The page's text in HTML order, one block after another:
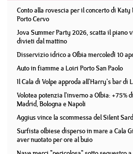
Conto alla rovescia per il concerto di Katy
Porto Cervo
Jova Summer Party 2026, scatta il piano
divieti dal mattino
Disservizio idrico a Olbia mercoledì 10
Auto in fiamme a Loiri Porto San Paolo
Il Cala di Volpe approda all'Harry's bar di
Volotea potenzia l'inverno a Olbia: +75%
Madrid, Bologna e Napoli
Aggius vince la scommessa del Silent
Surfista olbiese disperso in mare a Cala
aver nuotato per ore al buio